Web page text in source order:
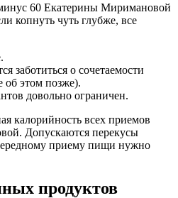
60 Екатерины Миримановой
копнуть чуть глубже, все
заботиться о сочетаемости
об этом позже).
довольно ограничен.
калорийность всех приемов
Допускаются перекусы
приему пищи нужно
продуктов